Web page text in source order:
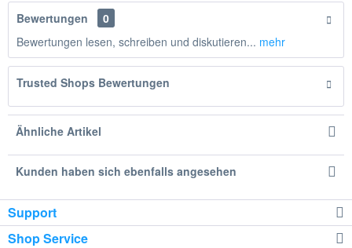
Bewertungen
0
Bewertungen lesen, schreiben und diskutieren... mehr
Trusted Shops Bewertungen
Ähnliche Artikel
Kunden haben sich ebenfalls angesehen
Support
Shop Service